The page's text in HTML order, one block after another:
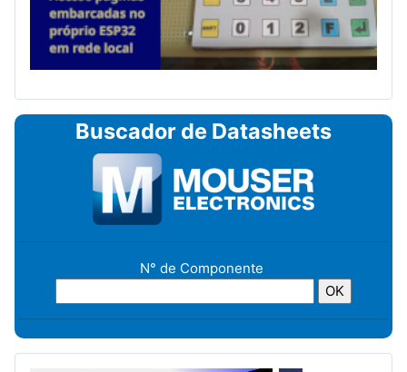
Buscador de Datasheets
N° de Componente